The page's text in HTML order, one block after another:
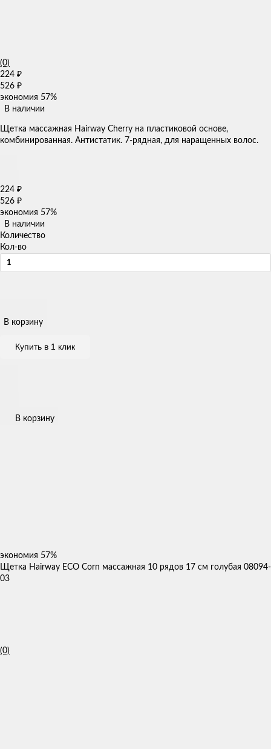
(0)
224 ₽
526 ₽
экономия 57%
В наличии
Щетка массажная Hairway Cherry на пластиковой основе,
комбинированная. Антистатик. 7-рядная, для наращенных волос.
224 ₽
526 ₽
экономия 57%
В наличии
Количество
Кол-во
В корзину
Купить в 1 клик
В корзину
экономия 57%
Щетка Hairway ECO Corn массажная 10 рядов 17 см голубая 08094-
03
(0)